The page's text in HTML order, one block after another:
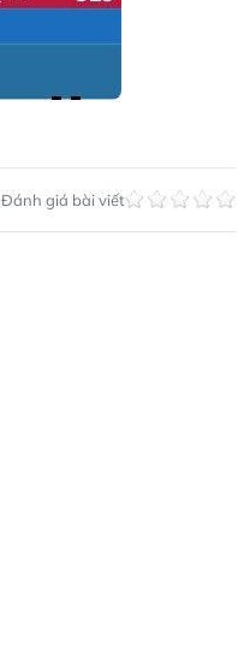
Đánh giá bài viết